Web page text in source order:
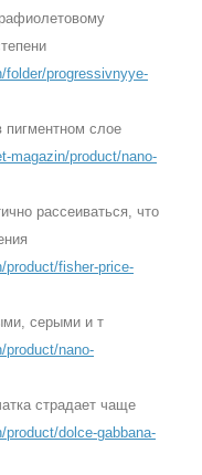
progressivnyye-
слое
magazin/product/nano-
рассеиваться, что
fisher-price-
серыми и т
product/nano-
страдает чаще
dolce-gabbana-